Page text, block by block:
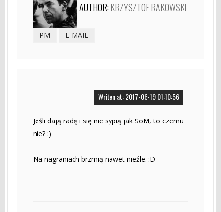
AUTHOR: KRZYSZTOF RAKOWSKI
PM E-MAIL
Writen at: 2017-06-19 01:10:56
Jeśli dają radę i się nie sypią jak SoM, to czemu
nie? :)
Na nagraniach brzmią nawet nieźle. :D